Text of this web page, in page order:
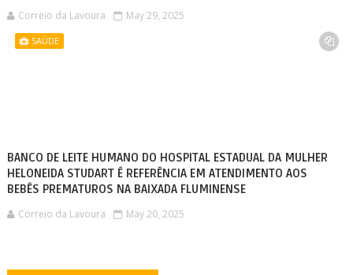
Correio da Lavoura May 29, 2025
SAÚDE
BANCO DE LEITE HUMANO DO HOSPITAL ESTADUAL DA MULHER
HELONEIDA STUDART É REFERÊNCIA EM ATENDIMENTO AOS
BEBÊS PREMATUROS NA BAIXADA FLUMINENSE
Correio da Lavoura May 20, 2025